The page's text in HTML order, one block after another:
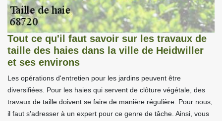
Tout ce qu'il faut savoir sur les travaux de
taille des haies dans la ville de Heidwiller
et ses environs
Les opérations d'entretien pour les jardins peuvent être
diversifiées. Pour les haies qui servent de clôture végétale, des
travaux de taille doivent se faire de manière régulière. Pour nous,
il faut s'adresser à un expert pour ce genre de tâche. Ainsi, vous